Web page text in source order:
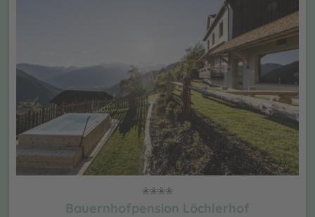
Bauernhofpension Löchlerhof